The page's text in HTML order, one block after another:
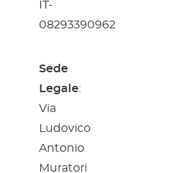
IT-
08293390962
Sede
Legale:
Via
Ludovico
Antonio
Muratori